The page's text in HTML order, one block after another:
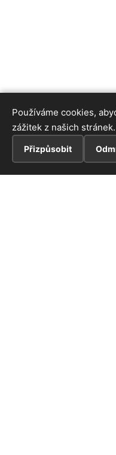
Používáme cookies,
zážitek z našich stránek.
Přizpůsobit